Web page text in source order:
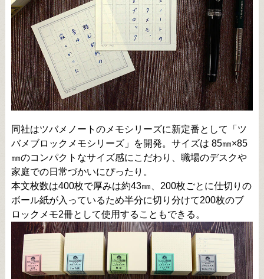
同社はツバメノートのメモシリーズに新定番として「ツ
バメブロックメモシリーズ」を開発。サイズは 85㎜×85
㎜のコンパクトなサイズ感にこだわり、職場のデスクや
家庭での日常づかいにぴったり。
本文枚数は400枚で厚みは約43㎜、200枚ごとに仕切りの
ボール紙が入っているため半分に切り分けて200枚のブ
ロックメモ2冊として使用することもできる。